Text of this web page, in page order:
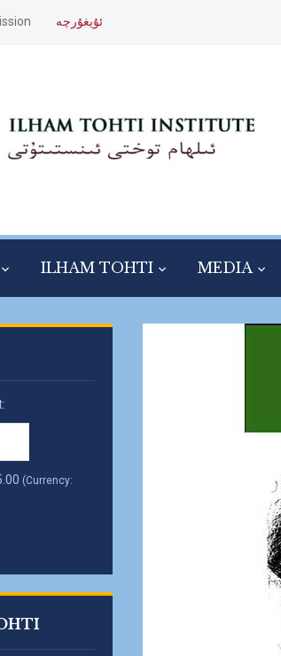
ئۇيغۇرچە
ILHAM TOHTI MEDIA
(Currency: